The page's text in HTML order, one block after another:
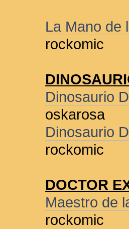
La Mano de
rockomic
Dinosaurio
oskarosa
Dinosaurio
rockomic
DOCTOR
Maestro de
rockomic